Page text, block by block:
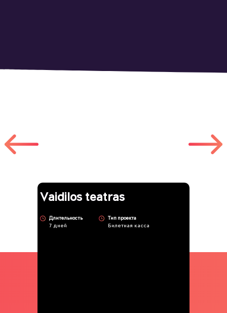
Vaidilos teatras
Длительность
7 дней
Тип проекта
Билетная касса